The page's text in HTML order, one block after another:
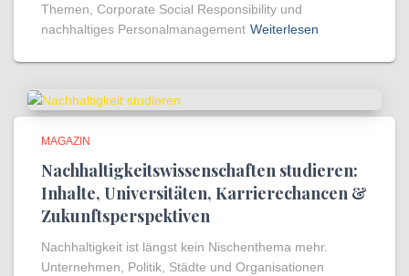
Themen, Corporate Social Responsibility und
nachhaltiges Personalmanagement Weiterlesen
MAGAZIN
Nachhaltigkeitswissenschaften studieren:
Inhalte, Universitäten, Karrierechancen &
Zukunftsperspektiven
Nachhaltigkeit ist längst kein Nischenthema mehr.
Unternehmen, Politik, Städte und Organisationen